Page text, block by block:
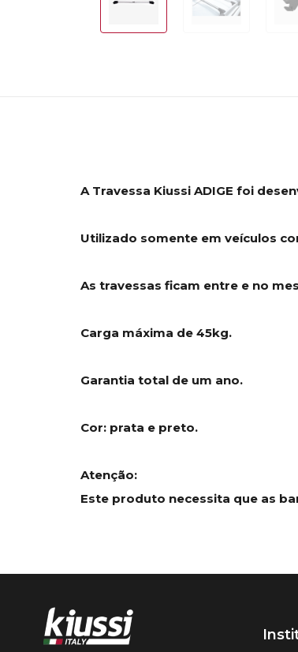
A Travessa Kiussi ADIGE foi
Utilizado somente em veículos
As travessas ficam entre e no
Carga máxima de 45kg.
Garantia total de um ano.
Cor: prata e preto.
Atenção:
Este produto necessita que as